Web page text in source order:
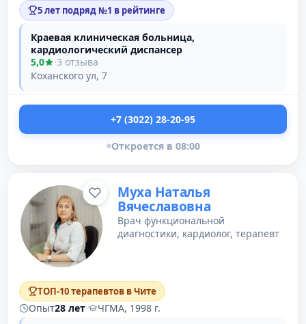
5 лет подряд №1 в рейтинге
Краевая клиническая больница,
кардиологический диспансер
5,0
·3 отзыва
Коханского ул, 7
+7 (3022) 28-20-95
Откроется в 08:00
Муха Наталья
Вячеславовна
Врач функциональной
диагностики, кардиолог, терапевт
ТОП-10 терапевтов в Чите
Опыт28 лет·
ЧГМА, 1998 г.